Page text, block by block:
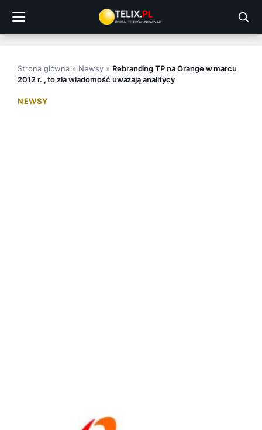
treści
Strona główna » Newsy» Rebranding TP na Orange w marcu
2012 r. , to zła wiadomość uważają analitycy
NEWSY